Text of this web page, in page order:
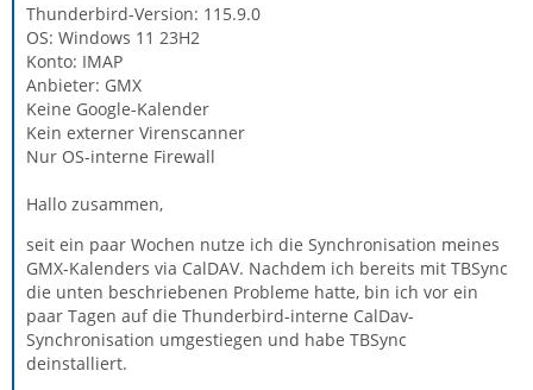
Thunderbird-Version: 115.9.0
OS: Windows 11 23H2
Konto: IMAP
Anbieter: GMX
Keine Google-Kalender
Kein externer Virenscanner
Nur OS-interne Firewall
Hallo zusammen,
seit ein paar Wochen nutze ich die Synchronisation meines
GMX-Kalenders via CalDAV. Nachdem ich bereits mit TBSync
die unten beschriebenen Probleme hatte, bin ich vor ein
paar Tagen auf die Thunderbird-interne CalDav-
Synchronisation umgestiegen und habe TBSync
deinstalliert.